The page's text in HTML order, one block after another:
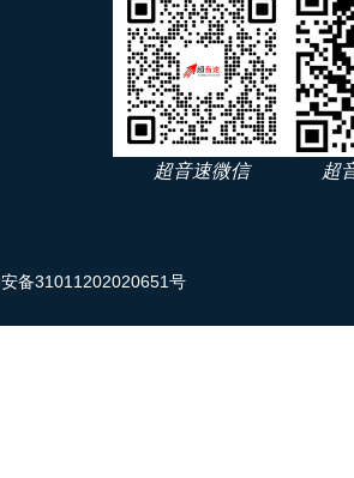
超音速微信 超
备31011202020651号